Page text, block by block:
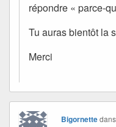
répondre « parce-
Tu auras bientôt la
Merci
Bigornette